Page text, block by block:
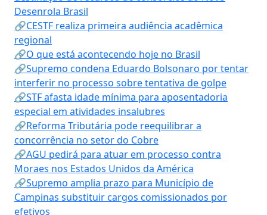
Desenrola Brasil
🔗CESTF realiza primeira audiência acadêmica
regional
🔗O que está acontecendo hoje no Brasil
🔗Supremo condena Eduardo Bolsonaro por tentar
interferir no processo sobre tentativa de golpe
🔗STF afasta idade mínima para aposentadoria
especial em atividades insalubres
🔗Reforma Tributária pode reequilibrar a
concorrência no setor do Cobre
🔗AGU pedirá para atuar em processo contra
Moraes nos Estados Unidos da América
🔗Supremo amplia prazo para Município de
Campinas substituir cargos comissionados por
efetivos